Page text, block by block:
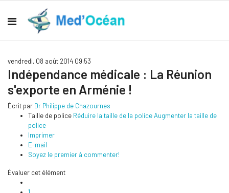
vendredi, 08 août 2014 09:53
Indépendance médicale : La Réunion
s'exporte en Arménie !
Écrit par Dr Philippe de Chazournes
Taille de police Réduire la taille de la policeAugmenter la taille de
police
Imprimer
E-mail
Soyez le premier à commenter!
Évaluer cet élément